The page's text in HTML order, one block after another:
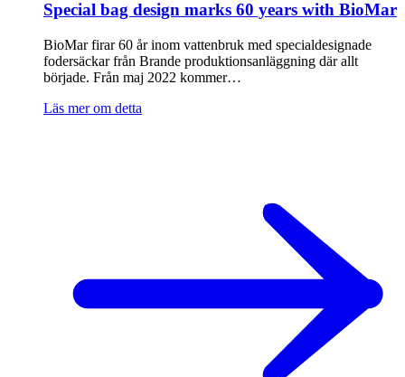
Special bag design marks 60 years with BioMar
BioMar firar 60 år inom vattenbruk med specialdesignade
fodersäckar från Brande produktionsanläggning där allt
började. Från maj 2022 kommer…
Läs mer om detta